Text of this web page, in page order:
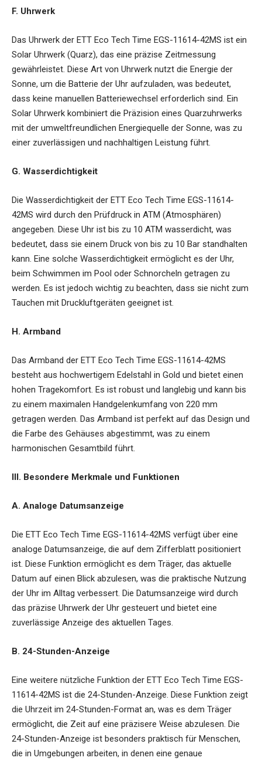
F. Uhrwerk
Das Uhrwerk der ETT Eco Tech Time EGS-11614-42MS ist ein
Solar Uhrwerk (Quarz), das eine präzise Zeitmessung
gewährleistet. Diese Art von Uhrwerk nutzt die Energie der
Sonne, um die Batterie der Uhr aufzuladen, was bedeutet,
dass keine manuellen Batteriewechsel erforderlich sind. Ein
Solar Uhrwerk kombiniert die Präzision eines Quarzuhrwerks
mit der umweltfreundlichen Energiequelle der Sonne, was zu
einer zuverlässigen und nachhaltigen Leistung führt.
G. Wasserdichtigkeit
Die Wasserdichtigkeit der ETT Eco Tech Time EGS-11614-
42MS wird durch den Prüfdruck in ATM (Atmosphären)
angegeben. Diese Uhr ist bis zu 10 ATM wasserdicht, was
bedeutet, dass sie einem Druck von bis zu 10 Bar standhalten
kann. Eine solche Wasserdichtigkeit ermöglicht es der Uhr,
beim Schwimmen im Pool oder Schnorcheln getragen zu
werden. Es ist jedoch wichtig zu beachten, dass sie nicht zum
Tauchen mit Druckluftgeräten geeignet ist.
H. Armband
Das Armband der ETT Eco Tech Time EGS-11614-42MS
besteht aus hochwertigem Edelstahl in Gold und bietet einen
hohen Tragekomfort. Es ist robust und langlebig und kann bis
zu einem maximalen Handgelenkumfang von 220 mm
getragen werden. Das Armband ist perfekt auf das Design und
die Farbe des Gehäuses abgestimmt, was zu einem
harmonischen Gesamtbild führt.
III. Besondere Merkmale und Funktionen
A. Analoge Datumsanzeige
Die ETT Eco Tech Time EGS-11614-42MS verfügt über eine
analoge Datumsanzeige, die auf dem Zifferblatt positioniert
ist. Diese Funktion ermöglicht es dem Träger, das aktuelle
Datum auf einen Blick abzulesen, was die praktische Nutzung
der Uhr im Alltag verbessert. Die Datumsanzeige wird durch
das präzise Uhrwerk der Uhr gesteuert und bietet eine
zuverlässige Anzeige des aktuellen Tages.
B. 24-Stunden-Anzeige
Eine weitere nützliche Funktion der ETT Eco Tech Time EGS-
11614-42MS ist die 24-Stunden-Anzeige. Diese Funktion zeigt
die Uhrzeit im 24-Stunden-Format an, was es dem Träger
ermöglicht, die Zeit auf eine präzisere Weise abzulesen. Die
24-Stunden-Anzeige ist besonders praktisch für Menschen,
die in Umgebungen arbeiten, in denen eine genaue